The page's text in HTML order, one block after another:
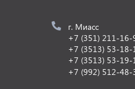
г. Миасс,
z@uralst.ru